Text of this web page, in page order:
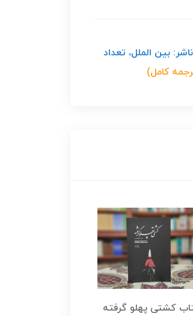
سخت، ناشر: بین الملل، تعداد
کامل)
کشتی پهلو گرفته